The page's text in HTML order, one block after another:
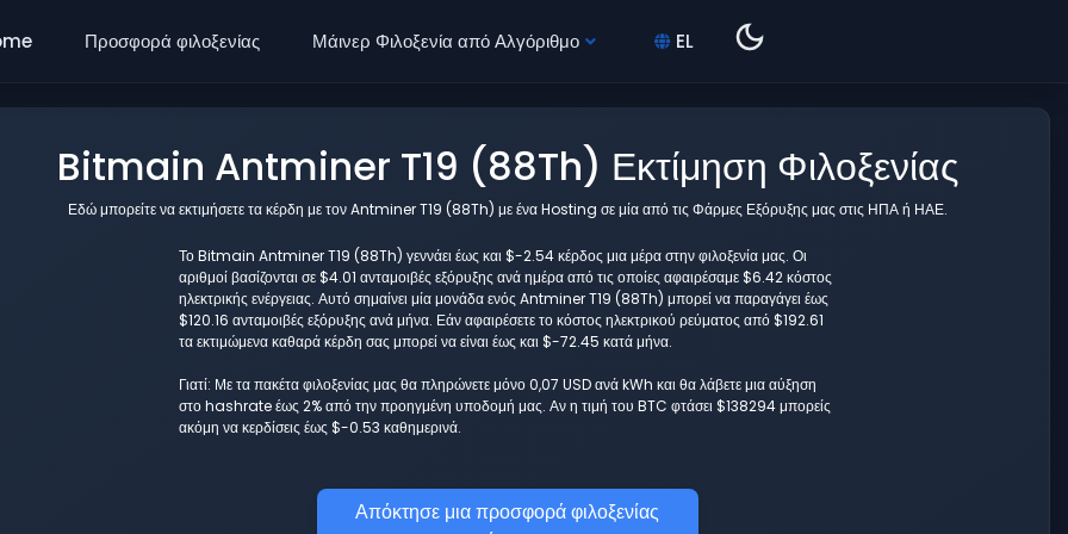
Προσφορά φιλοξενίας Μάινερ Φιλοξενία από Αλγόριθμο EL
Bitmain Antminer T19 (88Th) Εκτίμηση Φιλοξενίας
Εδώ μπορείτε να εκτιμήσετε τα κέρδη με τον Antminer T19 (88Th) με ένα Hosting σε μία από τις Φάρμες Εξόρυξης μας στις ΗΠΑ ή ΗΑΕ.
Το Bitmain Antminer T19 (88Th) γεννάει έως και $-2.54 κέρδος μια μέρα στην φιλοξενία μας. Οι
αριθμοί βασίζονται σε $4.01 ανταμοιβές εξόρυξης ανά ημέρα από τις οποίες αφαιρέσαμε $6.42 κόστος
ηλεκτρικής ενέργειας. Αυτό σημαίνει μία μονάδα ενός Antminer T19 (88Th) μπορεί να παραγάγει έως
$120.16 ανταμοιβές εξόρυξης ανά μήνα. Εάν αφαιρέσετε το κόστος ηλεκτρικού ρεύματος από $192.61
τα εκτιμώμενα καθαρά κέρδη σας μπορεί να είναι έως και $-72.45 κατά μήνα.
Γιατί: Με τα πακέτα φιλοξενίας μας θα πληρώνετε μόνο 0,07 USD ανά kWh και θα λάβετε μια αύξηση
στο hashrate έως 2% από την προηγμένη υποδομή μας. Αν η τιμή του BTC φτάσει $138294 μπορείς
ακόμη να κερδίσεις έως $-0.53 καθημερινά.
Απόκτησε μια προσφορά φιλοξενίας